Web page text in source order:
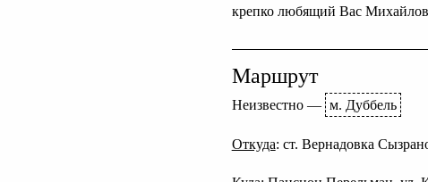
крепко любящий Вас
Маршрут
Неизвестно— м. Дуббель
Откуда: ст. Вернадовка